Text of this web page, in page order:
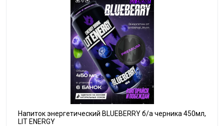
Напиток энергетический BLUEBERRY б/а черника 450мл,
LIT ENERGY